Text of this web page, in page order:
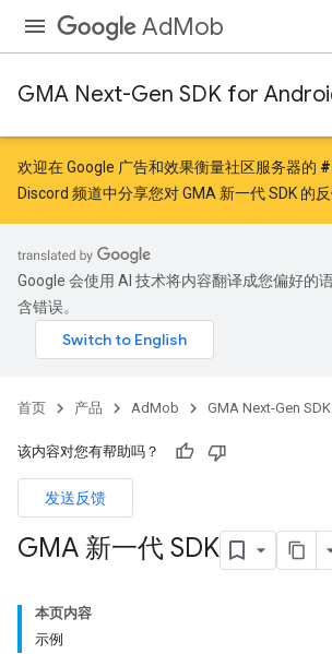
AdMob
GMA Next-Gen SDK for
欢迎在 Google 广告和效果衡量社区服务器的
Discord 频道中分享您对 GMA 新一代 SDK 的反
Google 会使用 AI 技术将内容翻译成您偏好的
含错误。
首页 产品 AdMob GMA Next-Gen
该内容对您有帮助吗？
发送反馈
GMA 新一代 SDK
本页内容
示例